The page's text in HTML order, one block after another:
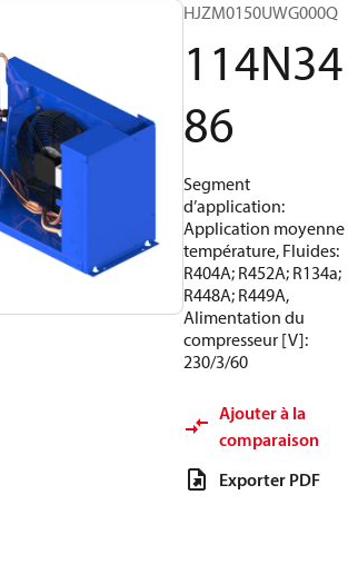
HJZM0150UWG000Q
114N34
86
Segment
d’application:
Application moyenne
température, Fluides:
R404A; R452A; R134a;
R448A; R449A,
Alimentation du
compresseur [V]:
230/3/60
Ajouter à la
comparaison
Exporter PDF